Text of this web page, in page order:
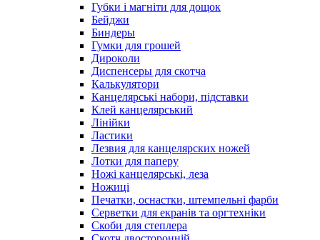
Губки і магніти для дощок
Бейджи
Биндеры
Гумки для грошей
Дироколи
Диспенсеры для скотча
Калькулятори
Канцелярські набори, підставки
Клей канцелярський
Лінійки
Ластики
Лезвия для канцелярских ножей
Лотки для паперу
Ножі канцелярські, леза
Ножиці
Печатки, оснастки, штемпельні фарби
Серветки для екранів та оргтехніки
Скоби для степлера